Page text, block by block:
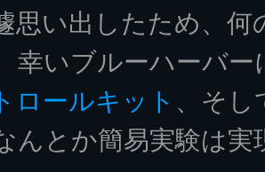
思い出したため、何
幸いブルーハーバー
ロールキット 、そし
んとか簡易実験は実